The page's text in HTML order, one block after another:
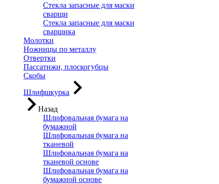
Стекла запасные для маски
сварщи
Стекла запасные для маски
сварщика
Молотки
Ножницы по металлу
Отвертки
Пассатижи, плоскогубцы
Скобы
Шлифшкурка
Назад
Шлифовальная бумага на
бумажной
Шлифовальная бумага на
тканевой
Шлифовальная бумага на
тканевой основе
Шлифовальная бумага на
бумажной основе